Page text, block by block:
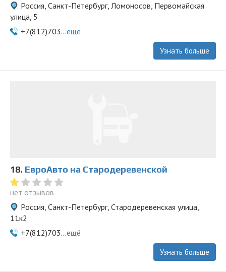
Россия, Санкт-Петербург, Ломоносов, Первомайская
улица, 5
+7(812)703...ещё
Узнать больше
18. ЕвроАвто на Стародеревенской
нет отзывов
Россия, Санкт-Петербург, Стародеревенская улица,
11к2
+7(812)703...ещё
Узнать больше